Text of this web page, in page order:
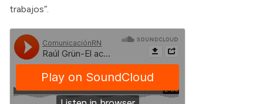
trabajos”.